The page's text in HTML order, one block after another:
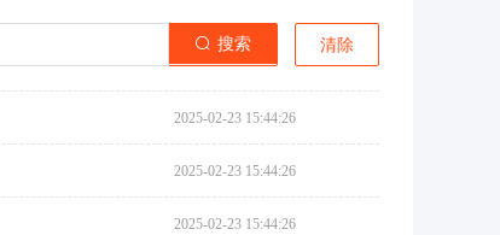
搜索 清除
2025-02-23 15:44:26
2025-02-23 15:44:26
2025-02-23 15:44:26